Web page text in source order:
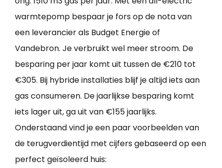
warmtepomp bespaar je fors op de nota van
een leverancier als Budget Energie of
Vandebron. Je verbruikt wel meer stroom. De
besparing per jaar komt uit tussen de €210 tot
€305. Bij hybride installaties blijf je altijd iets aan
gas consumeren. De jaarlijkse besparing komt
iets lager uit, ga uit van €155 jaarlijks.
Onderstaand vind je een paar voorbeelden van
de terugverdientijd met cijfers gebaseerd op een
perfect geïsoleerd huis: